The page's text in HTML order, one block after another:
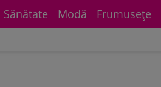
Sănătate Modă Frumuseţe